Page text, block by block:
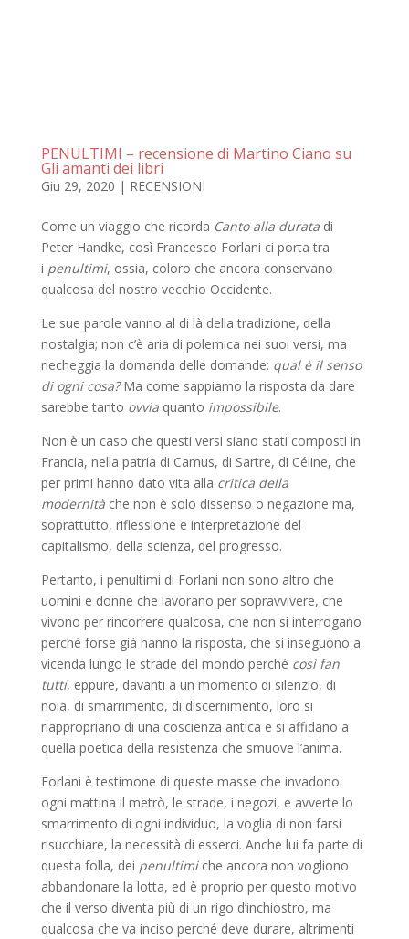
PENULTIMI – recensione di Martino Ciano su
Gli amanti dei libri
Giu 29, 2020 | RECENSIONI
Come un viaggio che ricorda Canto alla durata di
Peter Handke, così Francesco Forlani ci porta tra
i penultimi, ossia, coloro che ancora conservano
qualcosa del nostro vecchio Occidente.
Le sue parole vanno al di là della tradizione, della
nostalgia; non c’è aria di polemica nei suoi versi, ma
riecheggia la domanda delle domande: qual è il senso
di ogni cosa?Ma come sappiamo la risposta da dare
sarebbe tanto ovviaquanto impossibile.
Non è un caso che questi versi siano stati composti in
Francia, nella patria di Camus, di Sartre, di Céline, che
per primi hanno dato vita alla critica della
modernitàche non è solo dissenso o negazione ma,
soprattutto, riflessione e interpretazione del
capitalismo, della scienza, del progresso.
Pertanto, i penultimi di Forlani non sono altro che
uomini e donne che lavorano per sopravvivere, che
vivono per rincorrere qualcosa, che non si interrogano
perché forse già hanno la risposta, che si inseguono a
vicenda lungo le strade del mondo perché così fan
tutti, eppure, davanti a un momento di silenzio, di
noia, di smarrimento, di discernimento, loro si
riappropriano di una coscienza antica e si affidano a
quella poetica della resistenza che smuove l’anima.
Forlani è testimone di queste masse che invadono
ogni mattina il metrò, le strade, i negozi, e avverte lo
smarrimento di ogni individuo, la voglia di non farsi
risucchiare, la necessità di esserci. Anche lui fa parte di
questa folla, dei penultimiche ancora non vogliono
abbandonare la lotta, ed è proprio per questo motivo
che il verso diventa più di un rigo d’inchiostro, ma
qualcosa che va inciso perché deve durare, altrimenti